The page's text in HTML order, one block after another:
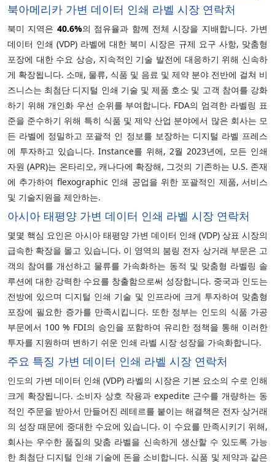
북아메리카 가변 데이터 인쇄 라벨 시장 연락처
북미 지역은 40.6%의 점유율과 함께 전체 시장을 지배합니다. 가변
데이터 인쇄 (VDP) 라벨에 대한 북미 시장은 규제 요구 사항, 맞춤형
포장에 대한 수요 상승, 지속적인 기술 발전에 대응하기 위해 신속하
게 확장됩니다. 소매, 물류, 식품 및 음료 및 제약 분야 전반에 걸쳐 비
즈니스는 최첨단 디지털 인쇄 기술 및 제품 호소 및 고객 참여를 강화
하기 위해 개인화 우선 순위를 부여합니다. FDA의 엄격한 라벨링 표
준을 준수하기 위해 특히 식품 및 제약 산업 분야에서 많은 회사는 모
든 라벨에 정밀하고 포괄적 인 정보를 보장하는 디지털 라벨 프레스
에 투자하고 있습니다. Instance를 위해, 2월 2023년에, 모든 인쇄
자원 (APR)는 온타리오, 캐나다에 확장해, 그것의 기존하는 U.S. 존재
에 추가하여 flexographic 인쇄 공업을 위한 포괄적인 제품, 서비스
및 기술지원을 제안하는.
아시아 태평양 가변 데이터 인쇄 라벨 시장 연락처
몇몇 핵심 요인은 아시아 태평양 가변 데이터 인쇄 (VDP) 상표 시장의
급속한 확장을 몰고 있습니다. 이 영역의 붐링 전자 상거래 부문은 고
객의 참여를 개선하고 물류를 가속화하는 동적 및 맞춤형 라벨링 솔
루션에 대한 강력한 수요를 창출함으로써 성장합니다. 중국과 인도는
전방에 있으며 디지털 인쇄 기술 및 인프라에 크게 투자하여 맞춤형
포장에 필요한 증가를 만족시킵니다. 또한 정부는 인도의 식품 가공
부문에서 100 % FDI의 승인을 포함하여 유리한 정책을 통해 이러한
투자를 지원하며 변하기 쉬운 인쇄 라벨 시장 성장을 가속화합니다.
주요 특징 가변 데이터 인쇄 라벨 시장 연락처
인도의 가변 데이터 인쇄 (VDP) 라벨의 시장은 기본 요소의 수로 인해
크게 확장됩니다. 소비자 상호 작용과 expedite 근수를 개량하는 동
적인 주문을 받아서 만들어진 레테르를 붙이는 해결책은 전자 상거래
의 성장 때문에 중대한 수요에 있습니다. 이 수요를 만족시키기 위해,
회사는 우수한 품질의 맞춤 라벨을 신속하게 생산할 수 있도록 가능
한 최첨단 디지털 인쇄 기술에 돈을 소비합니다. 식품 및 제약과 같은